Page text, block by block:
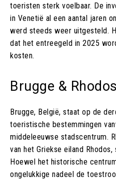
toeristen sterk voelbaar. De
in Venetië al een aantal jaren
werd steeds weer uitgesteld.
dat het entreegeld in 2025
kosten.
Brugge &
Brugge, België, staat op de
toeristische bestemmingen
middeleeuwse stadscentrum.
van het Griekse eiland
Hoewel het historische
ongelukkige nadeel de